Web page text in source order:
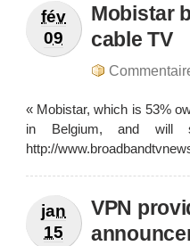
fév
09
Mobistar
cable TV
« Mobistar, which is 53%
in Belgium, and will
http://
jan
15
VPN